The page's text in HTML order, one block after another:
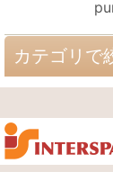
カテゴリで
参考書：文法
文法解説書・